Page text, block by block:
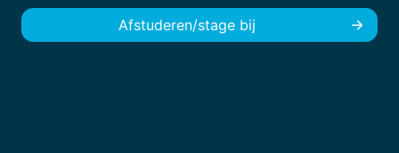
Afstuderen/stage bij